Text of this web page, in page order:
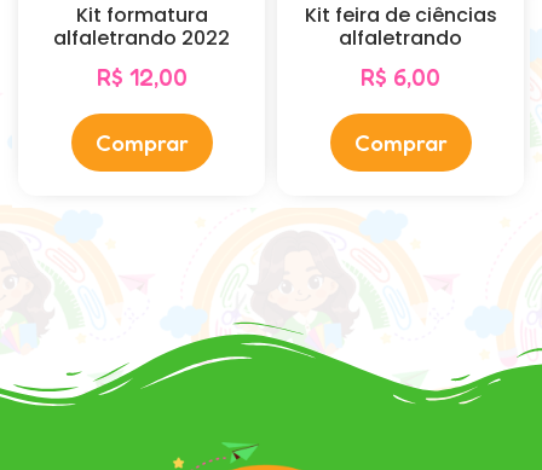
Kit formatura
alfaletrando 2022
R$ 12,00
Comprar
Kit feira de ciências
alfaletrando
R$ 6,00
Comprar